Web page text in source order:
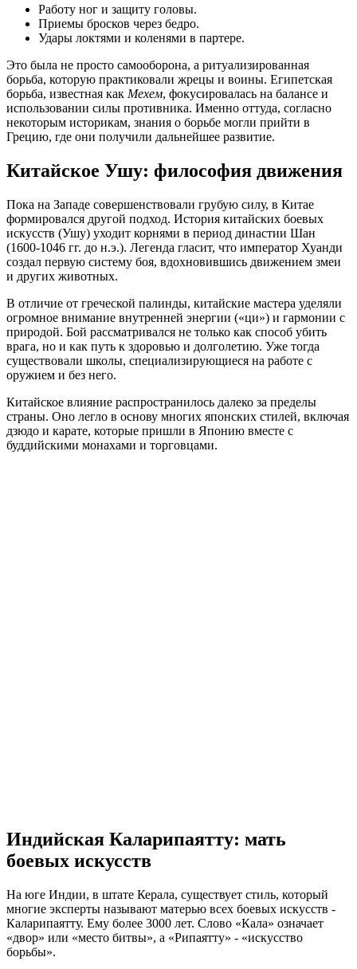
Работу ног и защиту головы.
Приемы бросков через бедро.
Удары локтями и коленями в партере.
Это была не просто самооборона, а ритуализированная
борьба, которую практиковали жрецы и воины. Египетская
борьба, известная как Мехем, фокусировалась на балансе и
использовании силы противника. Именно оттуда, согласно
некоторым историкам, знания о борьбе могли прийти в
Грецию, где они получили дальнейшее развитие.
Китайское Ушу: философия движения
Пока на Западе совершенствовали грубую силу, в Китае
формировался другой подход. История китайских боевых
искусств (Ушу) уходит корнями в период династии Шан
(1600-1046 гг. до н.э.). Легенда гласит, что император Хуанди
создал первую систему боя, вдохновившись движением змеи
и других животных.
В отличие от греческой палинды, китайские мастера уделяли
огромное внимание внутренней энергии («ци») и гармонии с
природой. Бой рассматривался не только как способ убить
врага, но и как путь к здоровью и долголетию. Уже тогда
существовали школы, специализирующиеся на работе с
оружием и без него.
Китайское влияние распространилось далеко за пределы
страны. Оно легло в основу многих японских стилей, включая
дзюдо и карате, которые пришли в Японию вместе с
буддийскими монахами и торговцами.
Индийская Каларипаятту: мать
боевых искусств
На юге Индии, в штате Керала, существует стиль, который
многие эксперты называют матерью всех боевых искусств -
Каларипаятту. Ему более 3000 лет. Слово «Кала» означает
«двор» или «место битвы», а «Рипаятту» - «искусство
борьбы».